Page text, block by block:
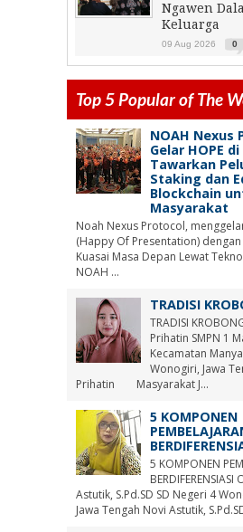
Ngawen
Keluarga
09 Aug 2026 0
Top 5 Popular of The
NOAH Nexus
Gelar HOPE
Tawarkan
Staking dan
Blockchain
Masyarakat
Noah Nexus Protocol,
(Happy Of Presentation) dengan
Kuasai Masa Depan Lewat
NOAH ...
TRADISI
TRADISI
Prihatin SMPN 1
Kecamatan
Wonogiri, Jawa
Prihatin Masyarakat J...
5 KOMPONEN
5 KOMPONEN
Astutik, S.Pd.SD SD Negeri 4
Jawa Tengah Novi Astutik,